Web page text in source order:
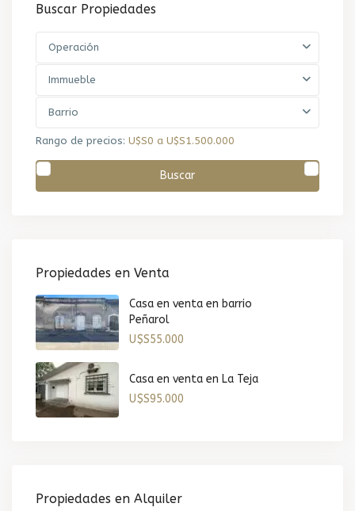
Buscar Propiedades
Operación
Immueble
Barrio
Rango de precios: U$S0 a U$S1.500.000
Buscar
Propiedades en Venta
Casa en venta en barrio
Peñarol
U$S55.000
Casa en venta en La Teja
U$S95.000
Propiedades en Alquiler